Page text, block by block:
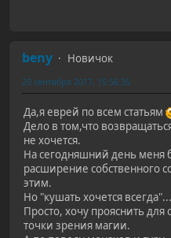
beny
Новичок
20 сентября 2017, 15:56:35
Да,я еврей по всем статьям
Дело в том,что
не хочется.
На сегодняшний день меня
расширение собственного
этим.
Но "кушать хочется всегда"...
Просто, хочу прояснить
точки зрения магии.